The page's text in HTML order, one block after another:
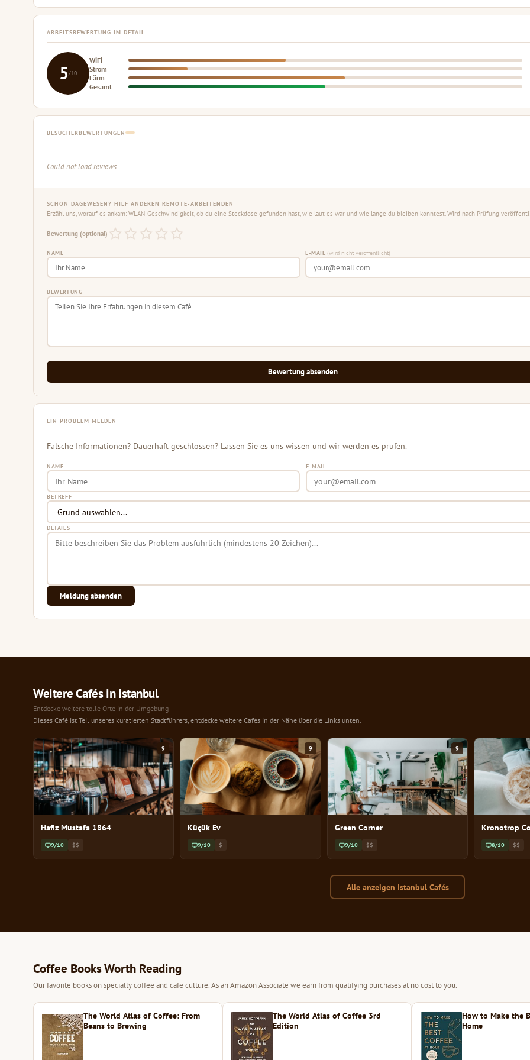
ARBEITSBEWERTUNG IM DETAIL
5/10
WiFi
Strom
Lärm
Gesamt
BESUCHERBEWERTUNGEN
Could not load reviews.
SCHON DAGEWESEN? HILF ANDEREN REMOTE-ARBEITENDEN
Erzähl uns, worauf es ankam: WLAN-Geschwindigkeit, ob du eine Steckdose gefunden hast, wie laut es war und wie lange du bleiben konntest. Wird nach Prüfung
Bewertung (optional)
NAME E-MAIL(wird nicht veröffentlicht)
BEWERTUNG
Bewertung absenden
EIN PROBLEM MELDEN
Falsche Informationen? Dauerhaft geschlossen? Lassen Sie es uns wissen und wir werden es prüfen.
NAME E-MAIL
BETREFF
DETAILS
Meldung absenden
Weitere Cafés in Istanbul
Entdecke weitere tolle Orte in der Umgebung
Dieses Café ist Teil unseres kuratierten Stadtführers, entdecke weitere Cafés in der Nähe über die Links unten.
9
Hafiz Mustafa 1864
9/10 $$
9
Küçük Ev
9/10 $
9
Green Corner
9/10 $$
Kronotrop
8/10 $$
Alle anzeigen Istanbul Cafés
Coffee Books Worth Reading
Our favorite books on specialty coffee and cafe culture. As an Amazon Associate we earn from qualifying purchases at no cost to you.
The World Atlas of Coffee: From
Beans to Brewing
The World Atlas of Coffee 3rd
Edition
How to Make the
Home